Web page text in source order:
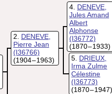
2
DENEVE,
Pierre Jean
(I36766)
(1904 – 1963)
4 DENEVE,
Jules Amand
Albert
Alphonse
(I36772)
(1870 – 1933)
5 DRIEUX,
Irma Zulme
Célestine
(I36773)
(1870 –